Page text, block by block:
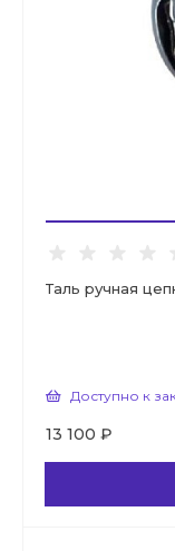
Таль ручная
Доступно к
13 100 ₽